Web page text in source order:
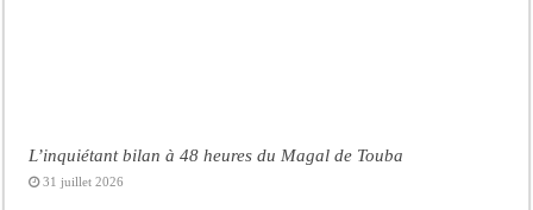
L’inquiétant bilan à 48 heures du Magal de Touba
31 juillet 2026